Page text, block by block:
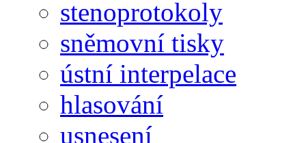
stenoprotokoly
sněmovní tisky
ústní interpelace
hlasování
usnesení